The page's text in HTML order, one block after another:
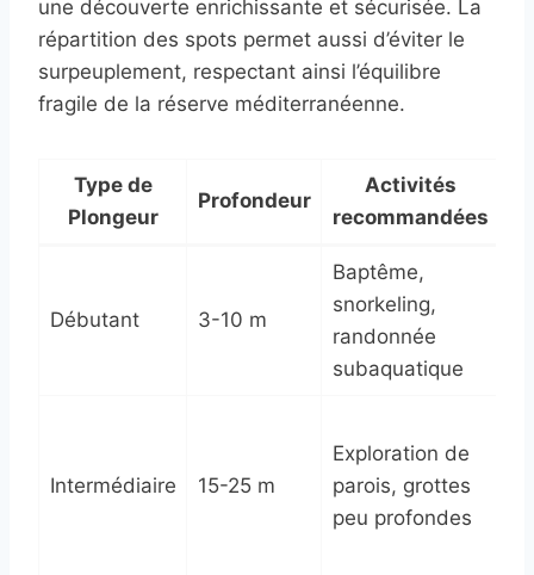
une découverte enrichissante et sécurisée. La
répartition des spots permet aussi d’éviter le
surpeuplement, respectant ainsi l’équilibre
fragile de la réserve méditerranéenne.
Type de
Plongeur
Profondeur
Activités
recommandées
Débutant 3-10 m
Baptême,
snorkeling,
randonnée
subaquatique
Intermédiaire 15-25 m
Exploration de
parois, grottes
peu profondes